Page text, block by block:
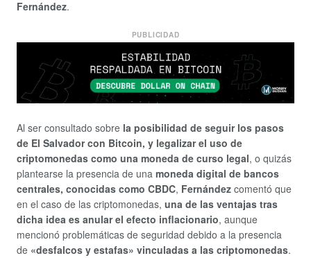
Fernández.
PUBLICIDAD
Al ser consultado sobre la posibilidad de seguir los pasos
de El Salvador con Bitcoin, y legalizar el uso de
criptomonedas como una moneda de curso legal, o quizás
plantearse la presencia de una moneda digital de bancos
centrales, conocidas como CBDC, Fernández comentó que
en el caso de las criptomonedas, una de las ventajas tras
dicha idea es anular el efecto inflacionario, aunque
mencionó problemáticas de seguridad debido a la presencia
de «desfalcos y estafas» vinculadas a las criptomonedas.